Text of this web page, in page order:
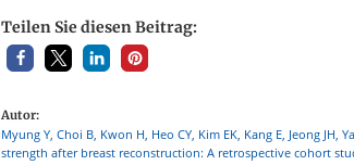
Teilen Sie diesen Beitrag:
Autor:
Myung Y, Choi B, Kwon H, Heo CY, Kim EK, Kang E, Jeong
strength after breast reconstruction: A retrospective cohort